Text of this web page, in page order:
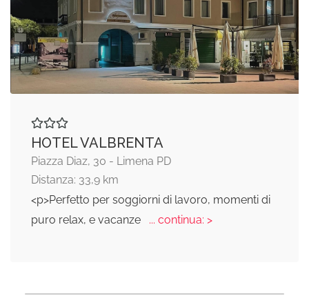
HOTEL VALBRENTA
Piazza Diaz, 30 - Limena PD
Distanza: 33,9 km
<p>Perfetto per soggiorni di lavoro, momenti di
puro relax, e vacanze
... continua: >